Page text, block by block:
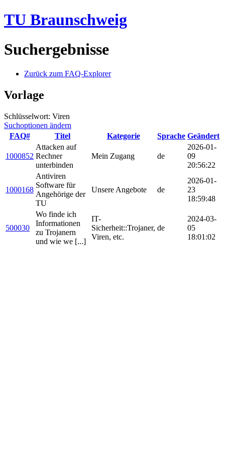
TU Braunschweig
Suchergebnisse
Zurück zum FAQ-Explorer
Vorlage
Schlüsselwort: Viren
Suchoptionen ändern
FAQ#
Titel Kategorie Sprache Geändert
1000852
Attacken auf
Rechner
unterbinden
Mein Zugang de
2026-01-
09
20:56:22
1000168
Antiviren
Software für
Angehörige der
TU
Unsere Angebote de
2026-01-
23
18:59:48
500030
Wo finde ich
Informationen
zu Trojanern
und wie we [...]
IT-
Sicherheit::Trojaner,
Viren, etc.
de
2024-03-
05
18:01:02